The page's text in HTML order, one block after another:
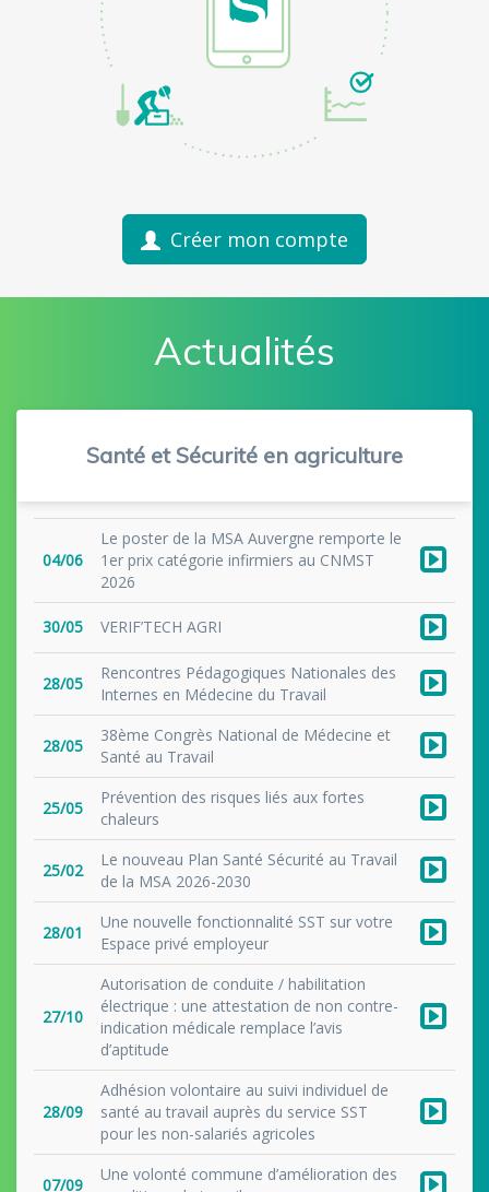
Créer mon compte
Actualités
Santé et Sécurité en agriculture
04/06
Le poster de la MSA Auvergne remporte le
1er prix catégorie infirmiers au CNMST
2026
30/05 VERIF’TECH AGRI
28/05
Rencontres Pédagogiques Nationales des
Internes en Médecine du Travail
28/05
38ème Congrès National de Médecine et
Santé au Travail
25/05
Prévention des risques liés aux fortes
chaleurs
25/02
Le nouveau Plan Santé Sécurité au Travail
de la MSA 2026-2030
28/01
Une nouvelle fonctionnalité SST sur votre
Espace privé employeur
27/10
Autorisation de conduite / habilitation
électrique : une attestation de non contre-
indication médicale remplace l’avis
d’aptitude
28/09
Adhésion volontaire au suivi individuel de
santé au travail auprès du service SST
pour les non-salariés agricoles
07/09
Une volonté commune d’amélioration des